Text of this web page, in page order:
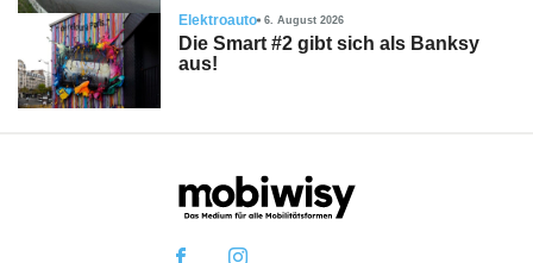
Elektroauto 6. August 2026
Die Smart #2 gibt sich als Banksy
aus!